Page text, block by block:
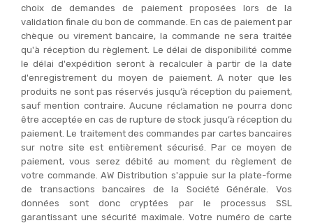
choix de demandes de paiement proposées lors de la
validation finale du bon de commande. En cas de paiement par
chèque ou virement bancaire, la commande ne sera traitée
qu'à réception du règlement. Le délai de disponibilité comme
le délai d'expédition seront à recalculer à partir de la date
d'enregistrement du moyen de paiement. A noter que les
produits ne sont pas réservés jusqu’à réception du paiement,
sauf mention contraire. Aucune réclamation ne pourra donc
être acceptée en cas de rupture de stock jusqu’à réception du
paiement. Le traitement des commandes par cartes bancaires
sur notre site est entièrement sécurisé. Par ce moyen de
paiement, vous serez débité au moment du règlement de
votre commande. AW Distribution s'appuie sur la plate-forme
de transactions bancaires de la Société Générale. Vos
données sont donc cryptées par le processus SSL
garantissant une sécurité maximale. Votre numéro de carte